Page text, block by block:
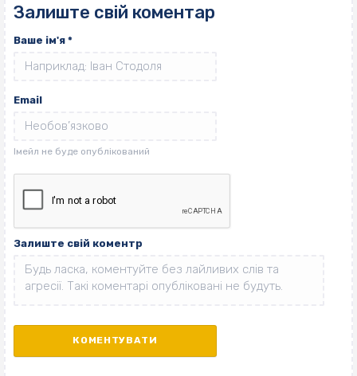
Залиште свій коментар
Ваше ім'я *
Email
Залиште свій коментр